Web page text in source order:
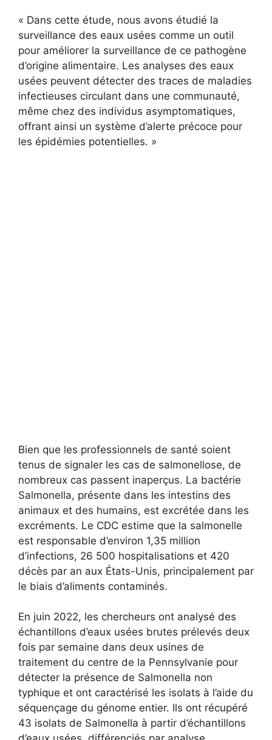
« Dans cette étude, nous avons étudié la
surveillance des eaux usées comme un outil
pour améliorer la surveillance de ce pathogène
d’origine alimentaire. Les analyses des eaux
usées peuvent détecter des traces de maladies
infectieuses circulant dans une communauté,
même chez des individus asymptomatiques,
offrant ainsi un système d’alerte précoce pour
les épidémies potentielles. »
Bien que les professionnels de santé soient
tenus de signaler les cas de salmonellose, de
nombreux cas passent inaperçus. La bactérie
Salmonella, présente dans les intestins des
animaux et des humains, est excrétée dans les
excréments. Le CDC estime que la salmonelle
est responsable d’environ 1,35 million
d’infections, 26 500 hospitalisations et 420
décès par an aux États-Unis, principalement par
le biais d’aliments contaminés.
En juin 2022, les chercheurs ont analysé des
échantillons d’eaux usées brutes prélevés deux
fois par semaine dans deux usines de
traitement du centre de la Pennsylvanie pour
détecter la présence de Salmonella non
typhique et ont caractérisé les isolats à l’aide du
séquençage du génome entier. Ils ont récupéré
43 isolats de Salmonella à partir d’échantillons